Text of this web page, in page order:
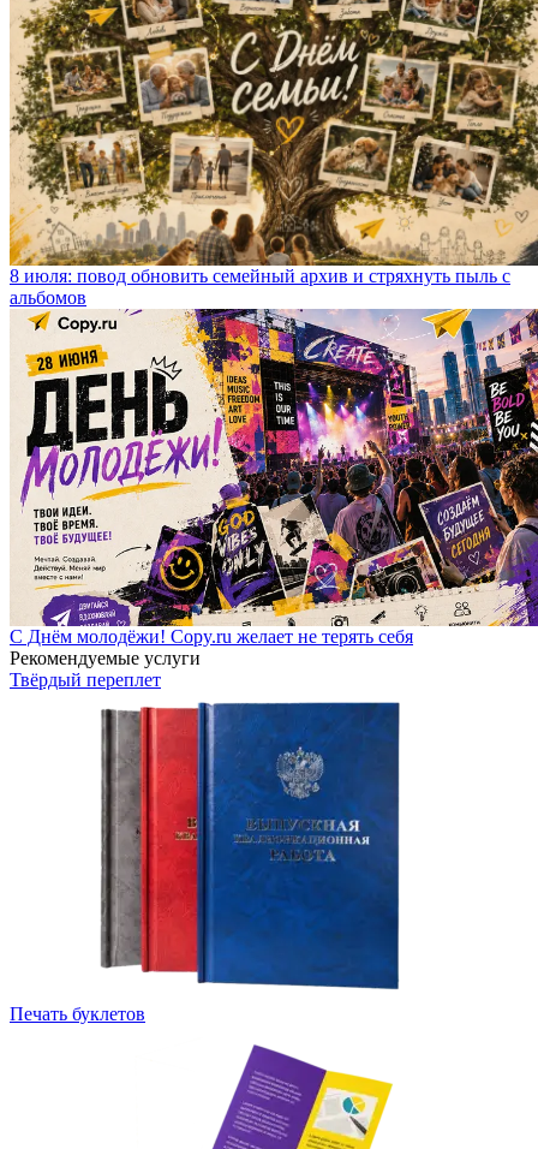
8 июля: повод обновить семейный архив и стряхнуть пыль с
альбомов
С Днём молодёжи! Copy.ru желает не терять себя
Рекомендуемые услуги
Твёрдый переплет
Печать буклетов